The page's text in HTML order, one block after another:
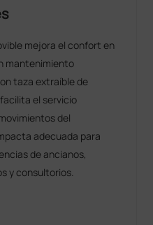
mejora el confort en
mantenimiento
taza extraíble de
el servicio
del
adecuada para
de ancianos,
y consultorios.